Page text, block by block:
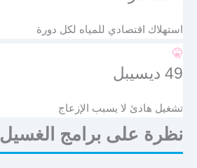
استهلاك اقتصادي للمياه لكل دورة
🤫
49 ديسيبل
تشغيل هادئ لا يسبب الإزعاج
نظرة على برامج الغسيل